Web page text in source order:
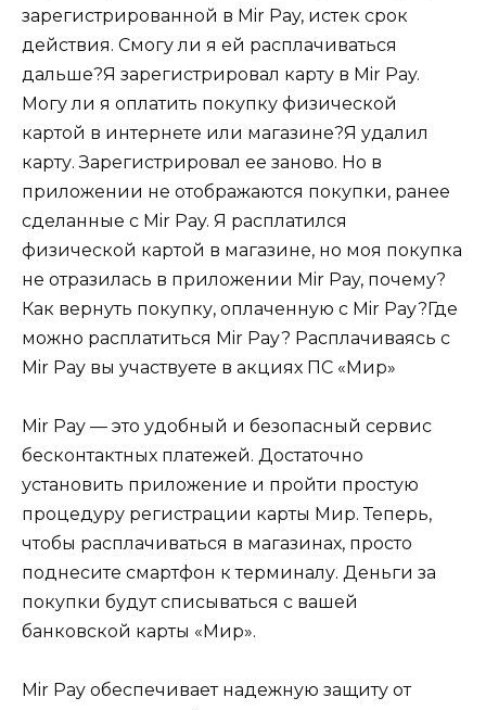
зарегистрированной в Mir Pay, истек срок
действия. Смогу ли я ей расплачиваться
дальше?Я зарегистрировал карту в Mir Pay.
Могу ли я оплатить покупку физической
картой в интернете или магазине?Я удалил
карту. Зарегистрировал ее заново. Но в
приложении не отображаются покупки, ранее
сделанные с Mir Pay. Я расплатился
физической картой в магазине, но моя покупка
не отразилась в приложении Mir Pay, почему?
Как вернуть покупку, оплаченную с Mir Pay?Где
можно расплатиться Mir Pay? Расплачиваясь с
Mir Pay вы участвуете в акциях ПС «Мир»
Mir Pay — это удобный и безопасный сервис
бесконтактных платежей. Достаточно
установить приложение и пройти простую
процедуру регистрации карты Мир. Теперь,
чтобы расплачиваться в магазинах, просто
поднесите смартфон к терминалу. Деньги за
покупки будут списываться с вашей
банковской карты «Мир».
Mir Pay обеспечивает надежную защиту от